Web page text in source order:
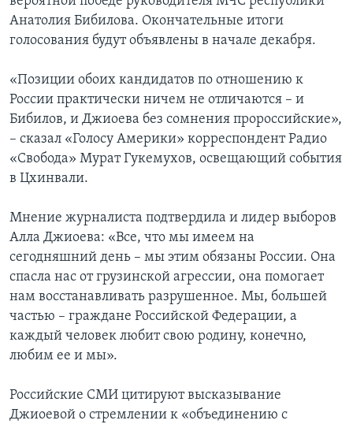
Анатолия Бибилова. Окончательные итоги
голосования будут объявлены в начале декабря.
«Позиции обоих кандидатов по отношению к
России практически ничем не отличаются – и
Бибилов, и Джиоева без сомнения пророссийские»,
– сказал «Голосу Америки» корреспондент Радио
«Свобода» Мурат Гукемухов, освещающий события
в Цхинвали.
Мнение журналиста подтвердила и лидер выборов
Алла Джиоева: «Все, что мы имеем на
сегодняшний день – мы этим обязаны России. Она
спасла нас от грузинской агрессии, она помогает
нам восстанавливать разрушенное. Мы, большей
частью – граждане Российской Федерации, а
каждый человек любит свою родину, конечно,
любим ее и мы».
Российские СМИ цитируют высказывание
Джиоевой о стремлении к «объединению с